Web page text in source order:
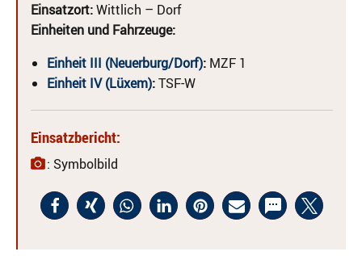
Einsatzort:Wittlich – Dorf
Einheiten und Fahrzeuge:
Einheit III (Neuerburg/Dorf): MZF 1
Einheit IV (Lüxem):TSF-W
Einsatzbericht:
: Symbolbild